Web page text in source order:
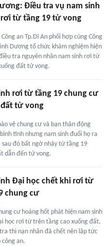
Điều tra vụ nam sinh
rơi từ tầng 19 tử vong
an Tp.Dĩ An phối hợp cùng Công
Dương tổ chức khám nghiệm hiện
tra nguyên nhân nam sinh rơi từ
đất tử vong.
rơi từ tầng 19 chung cư
tử vong
vệ chung cư và bạn thân động
tĩnh nhưng nam sinh đuổi họ ra
sau đó bất ngờ nhảy từ tầng 19
dẫn đến tử vong.
Đại học chết khi rơi từ
chung cư
cư hoảng hốt phát hiện nam sinh
học rơi từ trên tầng cao xuống đất,
thì nạn nhân đã chết nên lập tức
an.